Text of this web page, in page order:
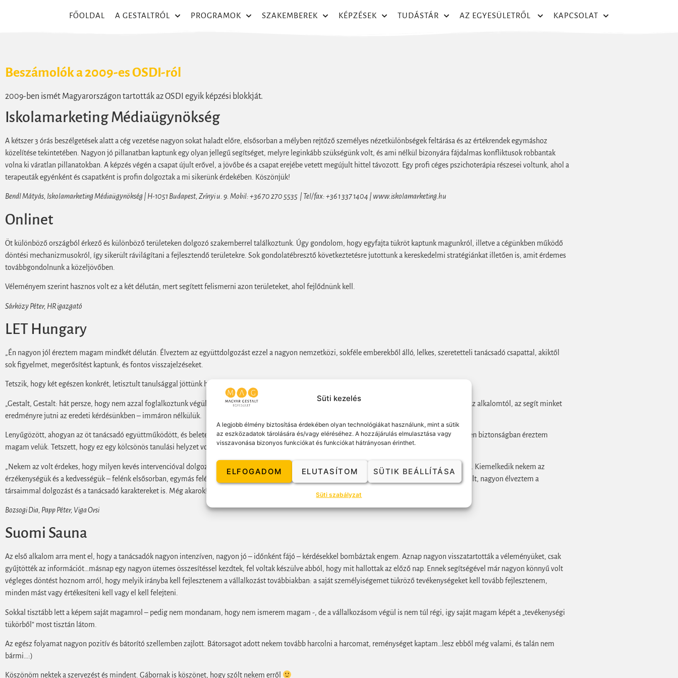
Süti kezelés
A legjobb élmény biztosítása érdekében olyan technológiákat használunk, mint a sütik
az eszközadatok tárolására és/vagy eléréséhez. A hozzájárulás elmulasztása vagy
visszavonása bizonyos funkciókat és funkciókat hátrányosan érinthet.
ELFOGADOM ELUTASÍTOM SÜTIK BEÁLLÍTÁSA
Süti szabályzat
FŐOLDAL A GESTALTRÓL PROGRAMOK SZAKEMBEREK KÉPZÉSEK TUDÁSTÁR AZ EGYESÜLETRŐL KAPCSOLAT
Beszámolók a 2009-es OSDI-ról
2009-ben ismét Magyarországon tartották az OSDI egyik képzési blokkját.
Iskolamarketing Médiaügynökség
A kétszer 3 órás beszélgetések alatt a cég vezetése nagyon sokat haladt előre, elsősorban a mélyben rejtőző személyes nézetkülönbségek feltárása és az értékrendek egymáshoz
közelítése tekintetében. Nagyon jó pillanatban kaptunk egy olyan jellegű segítséget, melyre leginkább szükségünk volt, és ami nélkül bizonyára fájdalmas konfliktusok robbantak
volna ki váratlan pillanatokban. A képzés végén a csapat újult erővel, a jövőbe és a csapat erejébe vetett megújult hittel távozott. Egy profi céges pszichoterápia részesei voltunk, ahol a
terapeuták egyénként és csapatként is profin dolgoztak a mi sikerünk érdekében. Köszönjük!
Bendl Mátyás, Iskolamarketing Médiaügynökség | H-1051 Budapest, Zrínyi u. 9. Mobil: +36 70 270 5535 | Tel/fax: +36 1 337 1404 | www.iskolamarketing.hu
Onlinet
Öt különböző országból érkező és különböző területeken dolgozó szakemberrel találkoztunk. Úgy gondolom, hogy egyfajta tükröt kaptunk magunkról, illetve a cégünkben működő
döntési mechanizmusokról, így sikerült rávilágítani a fejlesztendő területekre. Sok gondolatébresztő következtetésre jutottunk a kereskedelmi stratégiánkat illetően is, amit érdemes
továbbgondolnunk a közeljövőben.
Véleményem szerint hasznos volt ez a két délután, mert segített felismerni azon területeket, ahol fejlődnünk kell.
Sárközy Péter, HR igazgató
LET Hungary
„Én nagyon jól éreztem magam mindkét délután. Élveztem az együttdolgozást ezzel a nagyon nemzetközi, sokféle emberekből álló, lelkes, szeretetteli tanácsadó csapattal, akiktől
sok figyelmet, megerősítést kaptunk, és fontos visszajelzéseket.
Tetszik, hogy két egészen konkrét, letisztult tanulsággal jöttünk haza a saját máködésünkre vonatkozóan.”
„Gestalt, Gestalt: hát persze, hogy nem azzal foglalkoztunk végül, amilyen témával odamentünk
Mégis elégedett vagyok, mert amit kaptunk ettől az alkalomtól, az segít minket
eredményre jutni az eredeti kérdésünkben – immáron nélkülük.
Lenyűgözött, ahogyan az öt tanácsadó együttműködött, és beletették különböző személyiségüket, szempontjaikat. Az izgalmam hamar elmúlt, teljesen biztonságban éreztem
magam velük. Tetszett, hogy ez egy kölcsönös tanulási helyzet volt: mindannyian tanultunk a saját csoportműködésünkről és a tanácsadásról is.”
„Nekem az volt érdekes, hogy milyen kevés intervencióval dolgoztak, és látszólag olyan kevés dolog történt, mégis két világos fókuszponttal jöttünk el. Kiemelkedik nekem az
érzékenységük és a kedvességük – felénk elsősorban, egymás felé már több volt a súrlódás. A szervezeti értékén túl nagyon klassz személyes élmény volt, nagyon élveztem a
társaimmal dolgozást és a tanácsadó karaktereket is. Még akarok!”
Bozsogi Dia, Papp Péter, Viga Orsi
Suomi Sauna
Az első alkalom arra ment el, hogy a tanácsadók nagyon intenzíven, nagyon jó – időnként fájó – kérdésekkel bombáztak engem. Aznap nagyon visszatartották a véleményüket, csak
gyűjtötték az információt…másnap egy nagyon ütemes összesítéssel kezdtek, fel voltak készülve abból, hogy mit hallottak az előző nap. Ennek segítségével már nagyon könnyű volt
végleges döntést hoznom arról, hogy melyik irányba kell fejlesztenem a vállalkozást továbbiakban: a saját személyiségemet tükröző tevékenységeket kell tovább fejlesztenem,
minden mást vagy értékesíteni kell vagy el kell felejteni.
Sokkal tisztább lett a képem saját magamrol – pedig nem mondanam, hogy nem ismerem magam -, de a vállalkozásom végül is nem túl régi, igy saját magam képét a „tevékenységi
tükörből” most tisztán látom.
Az egész folyamat nagyon pozitív és bátorító szellemben zajlott. Bátorsagot adott nekem tovább harcolni a harcomat, reménységet kaptam…lesz ebből még valami, és talán nem
bármi…:)
Köszönöm nektek a szervezést és mindent. Gábornak is köszönet, hogy szólt nekem erről